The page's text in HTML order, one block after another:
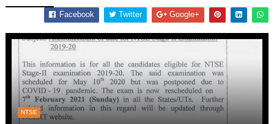
Facebook Twitter Google+
NTSE